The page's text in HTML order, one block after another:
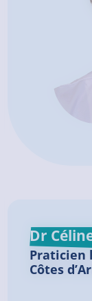
Dr
Praticien
Côtes